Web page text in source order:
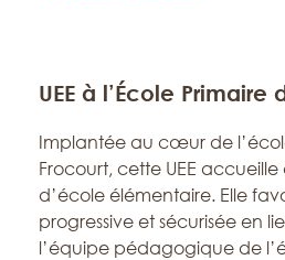
UEE à l’École Primaire
Implantée au cœur de
Frocourt, cette UEE
d’école élémentaire. Elle
progressive et sécurisée en
l’équipe pédagogique de